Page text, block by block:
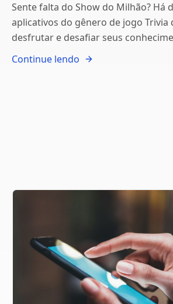
Sente falta do Show do Milhão? Há
aplicativos do gênero de jogo Trivia
desfrutar e desafiar seus
Continue lendo